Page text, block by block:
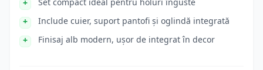
Include cuier, suport pantofi și oglindă integrată
Finisaj alb modern, ușor de integrat în decor